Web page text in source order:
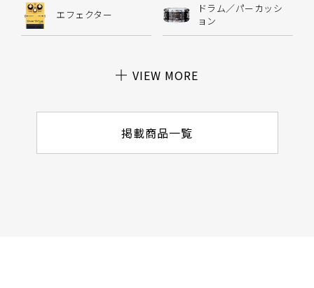
エフェクター
ドラム／パーカッシ
ョン
VIEW MORE
掲載商品一覧